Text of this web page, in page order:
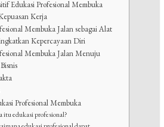
Edukasi Profesional Membuka
Kerja
Membuka Jalan sebagai Alat
Kepercayaan Diri
Membuka Jalan Menuju
Profesional Membuka
itu edukasi profesional?